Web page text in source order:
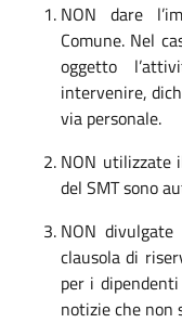
NON dare
Comune. Nel
oggetto
intervenire,
via personale.
NON utilizzate
del SMT sono
NON
clausola di
per i
notizie che non